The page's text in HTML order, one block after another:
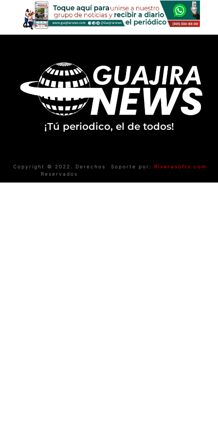
¡Tú periodico, el de todos!
Copyright © 2022. Derechos
Reservados
Soporte por: Riverasofts.com